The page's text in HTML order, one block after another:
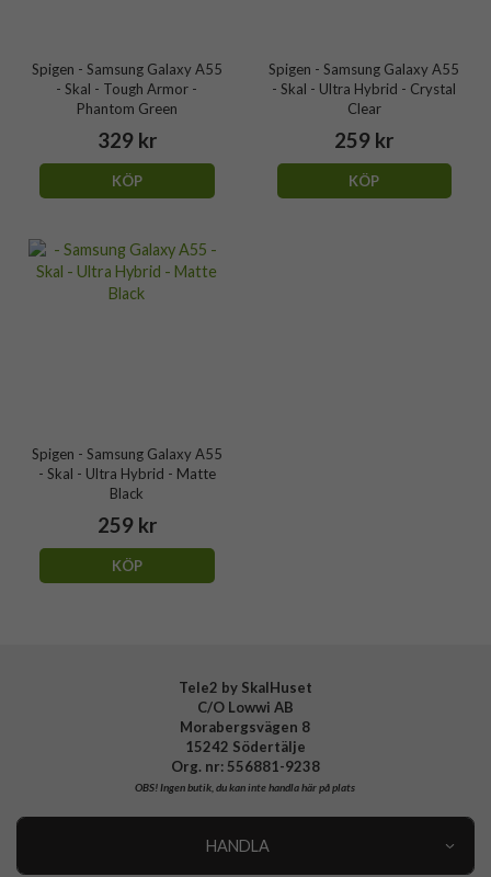
Spigen - Samsung Galaxy A55
- Skal - Tough Armor -
Phantom Green
329 kr
KÖP
Spigen - Samsung Galaxy A55
- Skal - Ultra Hybrid - Crystal
Clear
259 kr
KÖP
Spigen - Samsung Galaxy A55
- Skal - Ultra Hybrid - Matte
Black
259 kr
KÖP
Tele2 by SkalHuset
C/O Lowwi AB
Morabergsvägen 8
15242 Södertälje
Org. nr: 556881-9238
OBS!Ingen butik, du kan inte handla här på plats
HANDLA